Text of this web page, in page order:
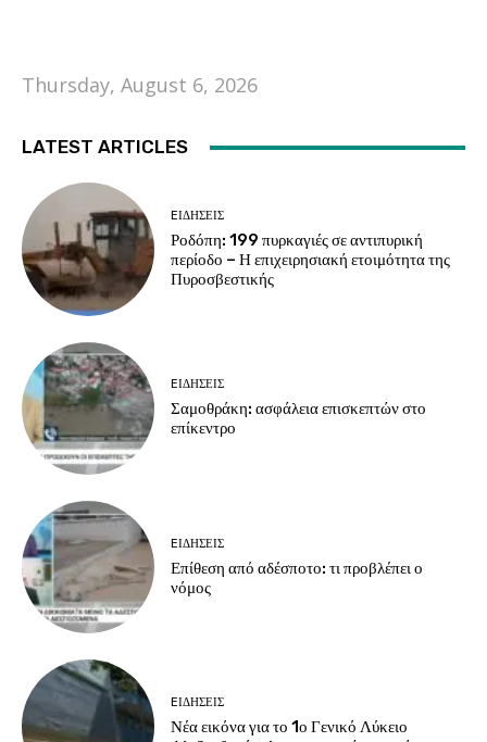
Thursday, August 6, 2026
LATEST ARTICLES
EΙΔΗΣΕΙΣ
Ροδόπη: 199 πυρκαγιές σε αντιπυρική
περίοδο – Η επιχειρησιακή ετοιμότητα της
Πυροσβεστικής
EΙΔΗΣΕΙΣ
Σαμοθράκη: ασφάλεια επισκεπτών στο
επίκεντρο
EΙΔΗΣΕΙΣ
Επίθεση από αδέσποτο: τι προβλέπει ο
νόμος
EΙΔΗΣΕΙΣ
Νέα εικόνα για το 1ο Γενικό Λύκειο